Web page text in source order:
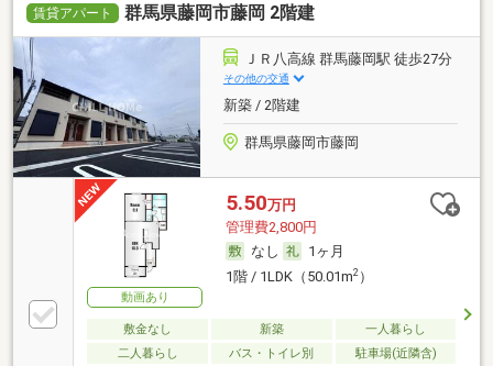
賃貸アパート 群馬県藤岡市藤岡 2階建
ＪＲ八高線 群馬藤岡駅 徒歩27分
その他の交通
新築 / 2階建
群馬県藤岡市藤岡
動画あり
5.50万円
管理費2,800円
なし
1ヶ月
1階 / 1LDK（50.01m2）
敷金なし 新築
一人暮らし
二人暮らし
バス・トイレ別 駐車場(近隣含)